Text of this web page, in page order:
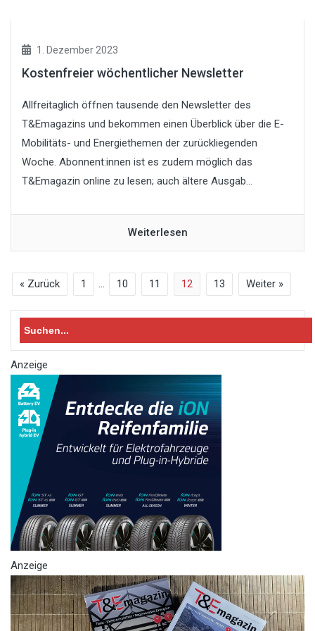
1. Dezember 2023
Kostenfreier wöchentlicher Newsletter
Allfreitaglich öffnen tausende den Newsletter des
T&Emagazins und bekommen einen Überblick über die E-
Mobilitäts- und Energiethemen der zurückliegenden
Woche. Abonnent:innen ist es zudem möglich das
T&Emagazin online zu lesen; auch ältere Ausgab...
Weiterlesen
« Zurück 1 … 10 11 12 13 Weiter »
Search
for:
Anzeige
Anzeige